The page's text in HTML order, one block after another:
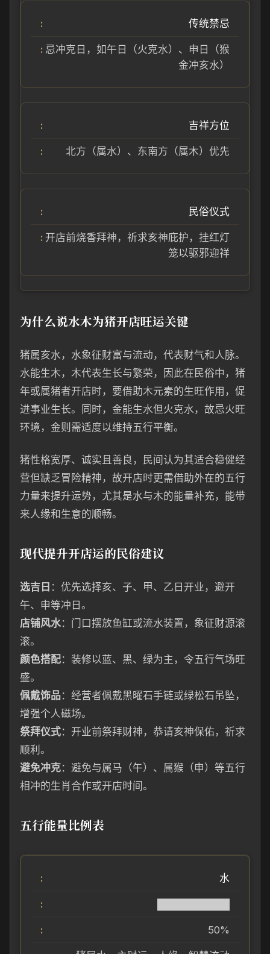
传统禁忌
忌冲克日，如午日（火克水）、申日（猴
金冲亥水）
吉祥方位
北方（属水）、东南方（属木）优先
民俗仪式
开店前烧香拜神，祈求亥神庇护，挂红灯
笼以驱邪迎祥
为什么说水木为猪开店旺运关键
猪属亥水，水象征财富与流动，代表财气和人脉。
水能生木，木代表生长与繁荣，因此在民俗中，猪
年或属猪者开店时，要借助木元素的生旺作用，促
进事业生长。同时，金能生水但火克水，故忌火旺
环境，金则需适度以维持五行平衡。
猪性格宽厚、诚实且善良，民间认为其适合稳健经
营但缺乏冒险精神，故开店时更需借助外在的五行
力量来提升运势，尤其是水与木的能量补充，能带
来人缘和生意的顺畅。
现代提升开店运的民俗建议
选吉日 ：优先选择亥、子、甲、乙日开业，避开
午、申等冲日。
店铺风水：门口摆放鱼缸或流水装置，象征财源滚
滚。
颜色搭配：装修以蓝、黑、绿为主，令五行气场旺
盛。
佩戴饰品：经营者佩戴黑曜石手链或绿松石吊坠，
增强个人磁场。
祭拜仪式：开业前祭拜财神，恭请亥神保佑，祈求
顺利。
避免冲克：避免与属马（午）、属猴（申）等五行
相冲的生肖合作或开店时间。
五行能量比例表
水
50%